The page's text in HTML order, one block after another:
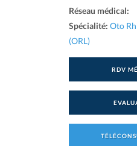
Réseau médical:
Spécialité: Oto
(ORL)
RDV